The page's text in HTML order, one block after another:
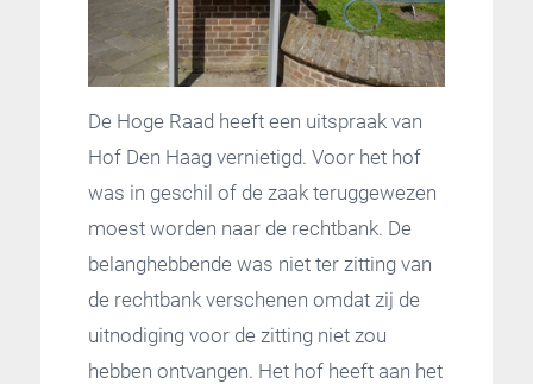
De Hoge Raad heeft een uitspraak van
Hof Den Haag vernietigd. Voor het hof
was in geschil of de zaak teruggewezen
moest worden naar de rechtbank. De
belanghebbende was niet ter zitting van
de rechtbank verschenen omdat zij de
uitnodiging voor de zitting niet zou
hebben ontvangen. Het hof heeft aan het